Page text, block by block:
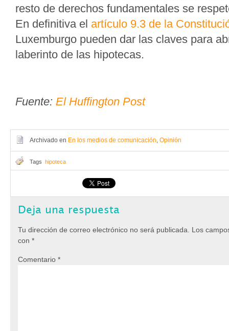
resto de derechos fundamentales se
En definitiva el artículo 9.3 de la
Luxemburgo pueden dar las claves para
laberinto de las hipotecas.
Fuente: El Huffington Post
Archivado en En los medios de comunicación, Opinión
Tags hipoteca
Deja una respuesta
Tu dirección de correo electrónico no será publicada.
Los
con *
Comentario *